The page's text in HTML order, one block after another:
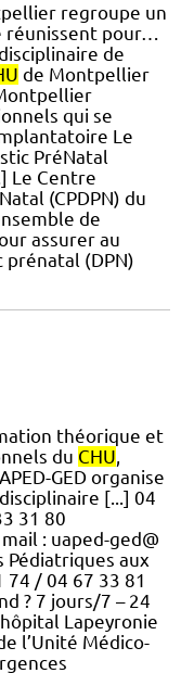
regroupe un
pour…
de
de Montpellier
qui se
Le
PréNatal
Le Centre
(CPDPN) du
de
assurer au
prénatal (DPN)
théorique et
du CHU,
GED organise
[...] 04
31 80
: uaped-ged@
aux
74 / 04 67 33 81
? 7 jours/7 – 24
Lapeyronie
l’Unité Médico-